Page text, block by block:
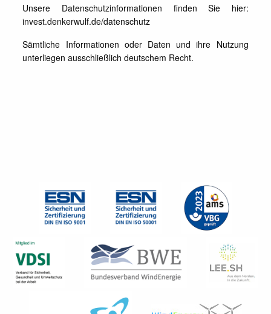
Unsere Datenschutzinformationen finden Sie hier:
invest.denkerwulf.de/datenschutz
Sämtliche Informationen oder Daten und ihre Nutzung
unterliegen ausschließlich deutschem Recht.